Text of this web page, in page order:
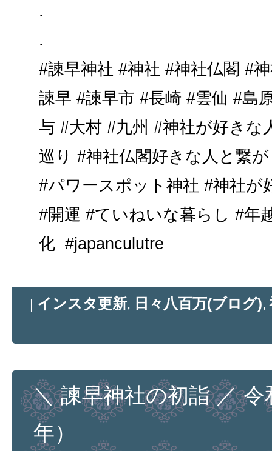
.
.
#諫早神社 #神社 #神社仏閣 #
諫早 #諫早市 #長崎 #雲仙 #島
与 #大村 #九州 #神社が好きな
巡り #神社仏閣好きな人と繋
#パワースポット神社 #神社が
#開運 #ていねいな暮らし #年
化 #japanculutre
| インスタ更新, 日々八百万(ブログ),
＼ 諫早神社の初詣 ／
年）